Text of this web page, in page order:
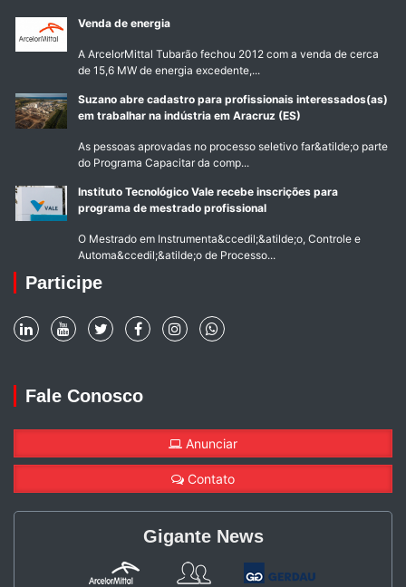
Venda de energia
A ArcelorMittal Tubarão fechou 2012 com a venda de cerca
de 15,6 MW de energia excedente,...
Suzano abre cadastro para profissionais interessados(as)
em trabalhar na indústria em Aracruz (ES)
As pessoas aprovadas no processo seletivo far&atilde;o parte
do Programa Capacitar da comp...
Instituto Tecnológico Vale recebe inscrições para
programa de mestrado profissional
O Mestrado em Instrumenta&ccedil;&atilde;o, Controle e
Automa&ccedil;&atilde;o de Processo...
Participe
Fale Conosco
Anunciar
Contato
Gigante News